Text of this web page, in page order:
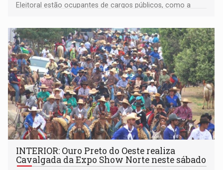
Eleitoral estão ocupantes de cargos públicos, como a
Pedro Geovar (PP) e a vice-prefeita Magna dos Anjos
(NOVO)
INTERIOR: Ouro Preto do Oeste realiza
Cavalgada da Expo Show Norte neste sábado